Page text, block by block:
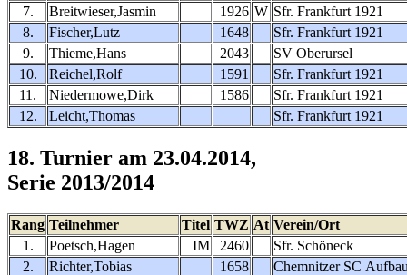
7.
Breitwieser,Jasmin 1926 W Sfr. Frankfurt 1921
8.
Fischer,Lutz 1648
Sfr. Frankfurt 1921
9.
Thieme,Hans 2043
SV Oberursel
10.
Reichel,Rolf 1591
Sfr. Frankfurt 1921
11.
Niedermowe,Dirk 1586
Sfr. Frankfurt 1921
12.
Leicht,Thomas Sfr. Frankfurt 1921
18. Turnier am 23.04.2014,
Serie 2013/2014
Rang Teilnehmer Titel TWZ At Verein/Ort
1.
Poetsch,Hagen IM 2460
Sfr. Schöneck
2.
Richter,Tobias 1658
Chemnitzer SC